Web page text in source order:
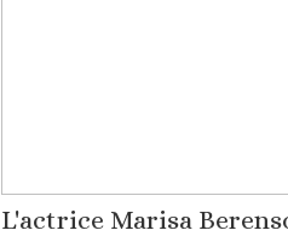
L'actrice Marisa